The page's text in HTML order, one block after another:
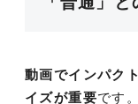
動画でインパク
イズが重要です